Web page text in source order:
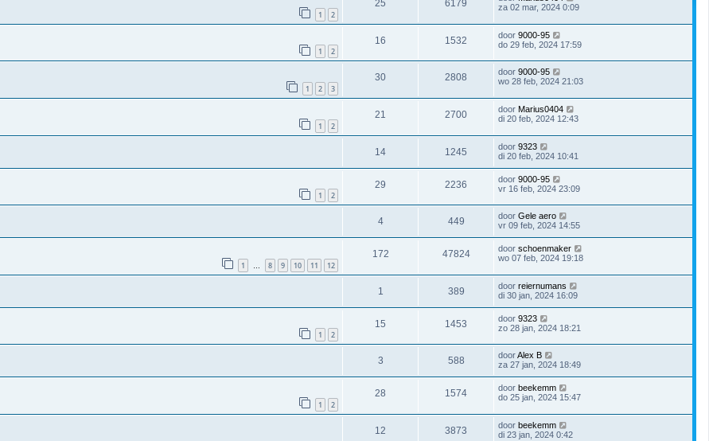
1 2
25 6179
za 02 mar, 2024 0:09
1 2
16 1532 door 9000-95
do 29 feb, 2024 17:59
1 2 3
30 2808 door 9000-95
wo 28 feb, 2024 21:03
1 2
21 2700 door Marius0404
di 20 feb, 2024 12:43
14 1245 door 9323
di 20 feb, 2024 10:41
1 2
29 2236 door 9000-95
vr 16 feb, 2024 23:09
4 449 door Gele aero
vr 09 feb, 2024 14:55
1 … 8 9 10 11 12
172 47824 door schoenmaker
wo 07 feb, 2024 19:18
1 389 door reiernumans
di 30 jan, 2024 16:09
1 2
15 1453 door 9323
zo 28 jan, 2024 18:21
3 588 doorAlex B
za 27 jan, 2024 18:49
1 2
28 1574 door beekemm
do 25 jan, 2024 15:47
12 3873 door beekemm
di 23 jan, 2024 0:42